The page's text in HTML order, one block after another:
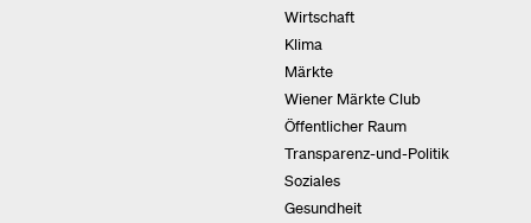
Wirtschaft
Klima
Märkte
Wiener Märkte Club
Öffentlicher Raum
Transparenz-und-Politik
Soziales
Gesundheit